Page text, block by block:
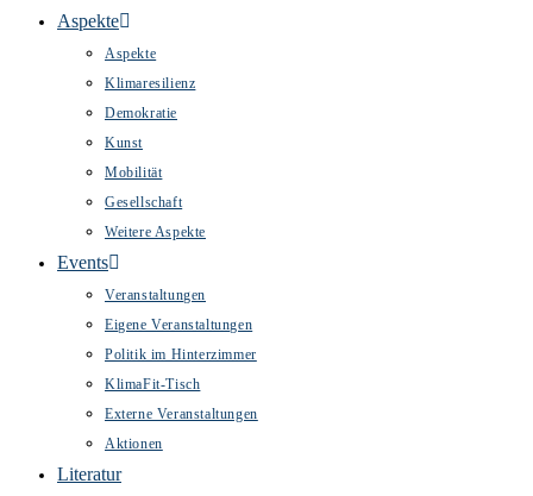
Aspekte
Aspekte
Klimaresilienz
Demokratie
Kunst
Mobilität
Gesellschaft
Weitere Aspekte
Events
Veranstaltungen
Eigene Veranstaltungen
Politik im Hinterzimmer
KlimaFit-Tisch
Externe Veranstaltungen
Aktionen
Literatur